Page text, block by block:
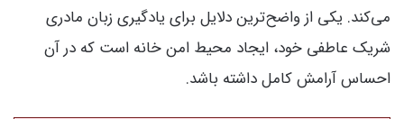
می‌کند. یکی از واضح‌ترین دلایل برای یادگیری زبان مادری
شریک عاطفی خود، ایجاد محیط امن خانه است که در آن
احساس آرامش کامل داشته باشد.